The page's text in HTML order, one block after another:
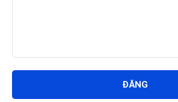
luận: